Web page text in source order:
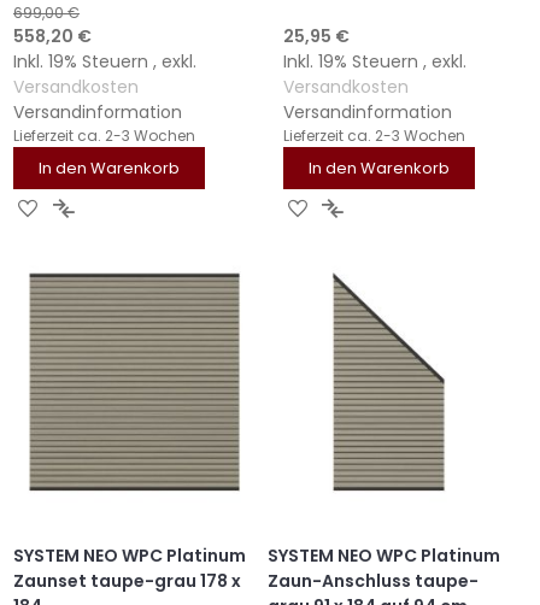
699,00 €
Sonderangebot
558,20 €
Inkl. 19% Steuern , exkl.
Versandkosten
Versandinformation
Lieferzeit ca. 2-3 Wochen
In den Warenkorb
ZUR
HINZUFÜGEN
ZUR
HINZUFÜGEN
25,95 €
Inkl. 19% Steuern , exkl.
Versandkosten
Versandinformation
Lieferzeit ca. 2-3 Wochen
In den Warenkorb
ZUR
HINZUFÜGEN
ZUR
HINZUFÜGEN
SYSTEM NEO WPC Platinum
Zaunset taupe-grau 178 x
SYSTEM NEO WPC Platinum
Zaun-Anschluss taupe-